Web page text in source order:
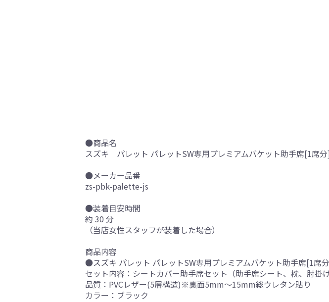
●商品名
スズキ パレット パレットSW専用プレミアムバケット助手席[1席
●メーカー品番
zs-pbk-palette-js
●装着目安時間
約 30 分
（当店女性スタッフが装着した場合）
商品内容
●スズキ パレット パレットSW専用プレミアムバケット助手席[1席
セット内容：シートカバー助手席セット（助手席シート、枕、肘掛
品質：PVCレザー(5層構造)※裏面5mm～15mm総ウレタン貼り
カラー：ブラック